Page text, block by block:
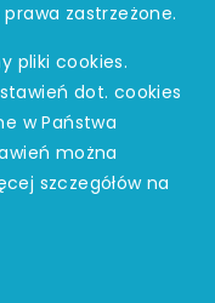
zastrzeżone.
pliki cookies.
dot. cookies
w Państwa
można
szczegółów na